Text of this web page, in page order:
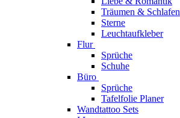
Träumen & Schlafen
Sterne
Leuchtaufkleber
Flur
Sprüche
Schuhe
Büro
Sprüche
Tafelfolie Planer
Wandtattoo Sets